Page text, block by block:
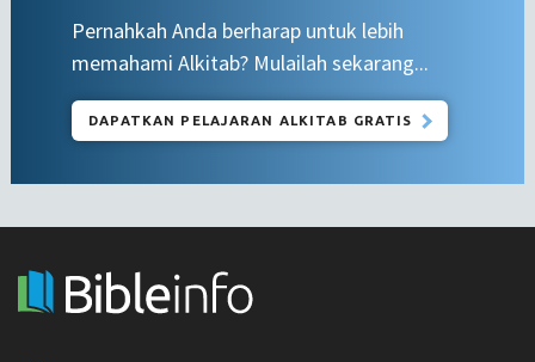
Pernahkah Anda berharap untuk lebih
memahami Alkitab? Mulailah sekarang...
DAPATKAN PELAJARAN ALKITAB GRATIS